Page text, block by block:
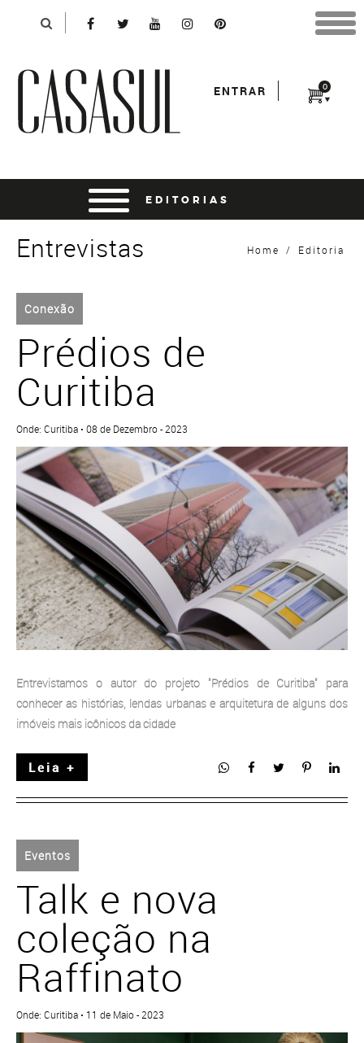
0
ENTRAR
Home / Editoria
Entrevistas
Conexão
Prédios de
Curitiba
Onde: Curitiba • 08 de Dezembro - 2023
Entrevistamos o autor do projeto "Prédios de Curitiba" para
conhecer as histórias, lendas urbanas e arquitetura de alguns dos
imóveis mais icônicos da cidade
Leia +
Eventos
Talk e nova
coleção na
Raffinato
Onde: Curitiba • 11 de Maio - 2023
*Para finalizar sua compra informe seu e-mail:
*Senha:
entrar usando o facebook